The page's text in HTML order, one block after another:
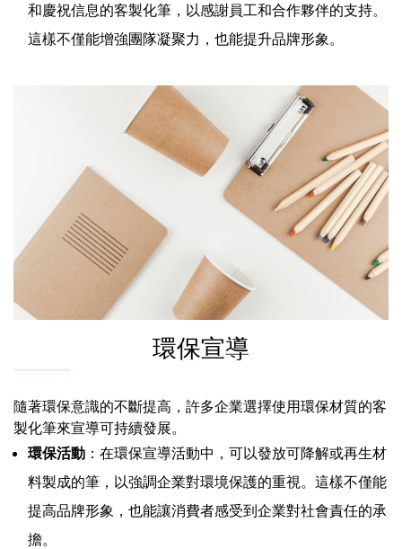
和慶祝信息的客製化筆，以感謝員工和合作夥伴的支持。
這樣不僅能增強團隊凝聚力，也能提升品牌形象。
環保宣導
隨著環保意識的不斷提高，許多企業選擇使用環保材質的客
製化筆來宣導可持續發展。
環保活動 ：在環保宣導活動中，可以發放可降解或再生材
料製成的筆，以強調企業對環境保護的重視。這樣不僅能
提高品牌形象，也能讓消費者感受到企業對社會責任的承
擔。